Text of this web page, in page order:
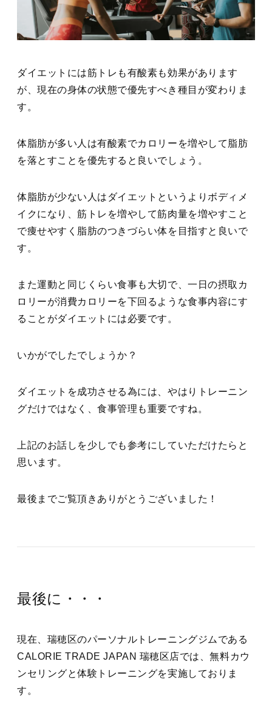
ダイエットには筋トレも有酸素も効果があります
が、現在の身体の状態で優先すべき種目が変わりま
す。
体脂肪が多い人は有酸素でカロリーを増やして脂肪
を落とすことを優先すると良いでしょう。
体脂肪が少ない人はダイエットというよりボディメ
イクになり、筋トレを増やして筋肉量を増やすこと
で痩せやすく脂肪のつきづらい体を目指すと良いで
す。
また運動と同じくらい食事も大切で、一日の摂取カ
ロリーが消費カロリーを下回るような食事内容にす
ることがダイエットには必要です。
いかがでしたでしょうか？
ダイエットを成功させる為には、やはりトレーニン
グだけではなく、食事管理も重要ですね。
上記のお話しを少しでも参考にしていただけたらと
思います。
最後までご覧頂きありがとうございました！
最後に・・・
現在、瑞穂区のパーソナルトレーニングジムである
CALORIE TRADE JAPAN 瑞穂区店では、無料カウ
ンセリングと体験トレーニングを実施しておりま
す。